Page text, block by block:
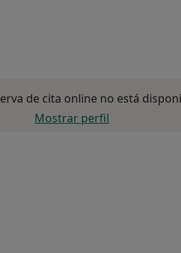
de cita online no está
Mostrar perfil